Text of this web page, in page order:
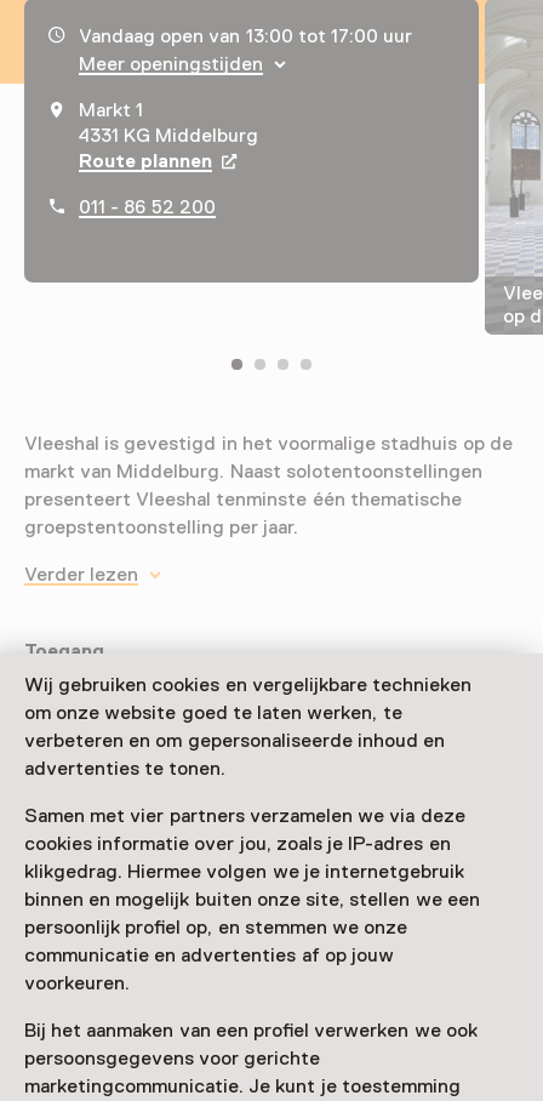
Wij gebruiken cookies en vergelijkbare technieken
om onze website goed te laten werken, te
verbeteren en om gepersonaliseerde inhoud en
advertenties te tonen.
Samen met vier partners verzamelen we via deze
cookies informatie over jou, zoals je IP-adres en
klikgedrag. Hiermee volgen we je internetgebruik
binnen en mogelijk buiten onze site, stellen we een
persoonlijk profiel op, en stemmen we onze
communicatie en advertenties af op jouw
voorkeuren.
Bij het aanmaken van een profiel verwerken we ook
persoonsgegevens voor gerichte
marketingcommunicatie. Je kunt je toestemming
Openingstijden, adres & telefoonnummer
Vandaag open van 13:00 tot 17:00 uur
Meer openingstijden
Markt 1
4331 KG Middelburg
Route plannen Opent in een nieuw tabblad
011 - 86 52 200
op
Vleeshal is gevestigd in het voormalige stadhuis op de
markt van Middelburg. Naast solotentoonstellingen
presenteert Vleeshal tenminste één thematische
groepstentoonstelling per jaar.
Verder lezen
Toegang
Museumkaartgeldig
Nog geen Museumkaart?
Museumkaart of ticket kopen
Faciliteiten
Parkeergelegenheid voor auto's
Museumwinkel